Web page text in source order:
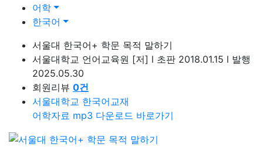
어학
한국어
서울대 한국어+ 학문 목적 말하기
서울대학교 언어교육원 [저] l 초판 2018.01.15 l 발행
2025.05.30
회원리뷰 0건
서울대학교 한국어교재
어학자료 mp3 다운로드 바로가기